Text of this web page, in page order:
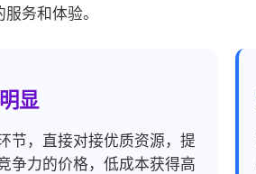
务和体验。
显
节，直接对接优质资源，提
争力的价格，低成本获得高